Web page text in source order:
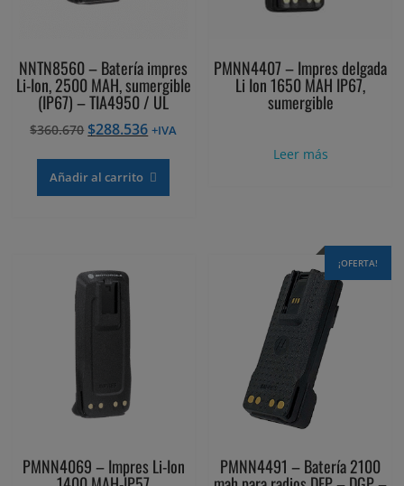
NNTN8560 – Batería impres
Li-Ion, 2500 MAH, sumergible
(IP67) – TIA4950 / UL
$360.670 El
original
era:
$288.536El
actual
es:
+IVA
Añadir al carrito
PMNN4407 – Impres delgada
Li Ion 1650 MAH IP67,
sumergible
Leer más
PMNN4069 – Impres Li-Ion
¡OFERTA!
PMNN4491 – Batería 2100